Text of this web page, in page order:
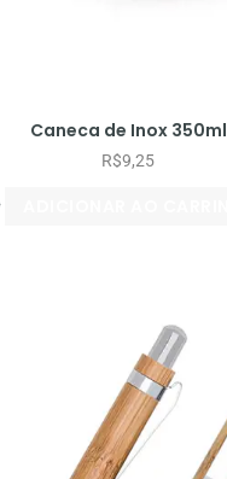
Caneca de Inox 350ml
R$9,25